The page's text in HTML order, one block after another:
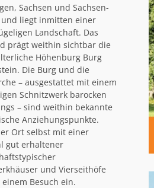
Sachsen und Sachsen-
liegt inmitten einer
Landschaft. Das
prägt weithin sichtbar die
Höhenburg Burg
Die Burg und die
– ausgestattet mit einem
Schnitzwerk barocken
– sind weithin bekannte
Anziehungspunkte.
Ort selbst mit einer
gut erhaltener
und Vierseithöfe
Besuch ein.